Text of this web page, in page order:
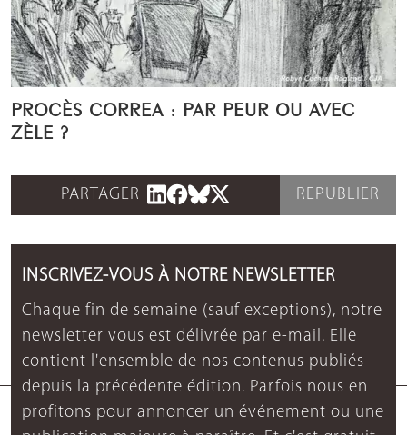
PROCÈS CORREA : PAR PEUR OU AVEC
ZÈLE ?
PARTAGER REPUBLIER
INSCRIVEZ-VOUS À NOTRE NEWSLETTER
Chaque fin de semaine (sauf exceptions), notre
newsletter vous est délivrée par e-mail. Elle
contient l'ensemble de nos contenus publiés
depuis la précédente édition. Parfois nous en
profitons pour annoncer un événement ou une